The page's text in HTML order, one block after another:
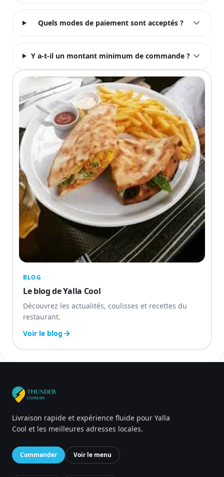
Quels modes de paiement sont acceptés ?
Y a-t-il un montant minimum de commande ?
BLOG
Le blog de Yalla Cool
Découvrez les actualités, coulisses et recettes du
restaurant.
Voir le blog
Livraison rapide et expérience fluide pour Yalla
Cool et les meilleures adresses locales.
Commander Voir le menu